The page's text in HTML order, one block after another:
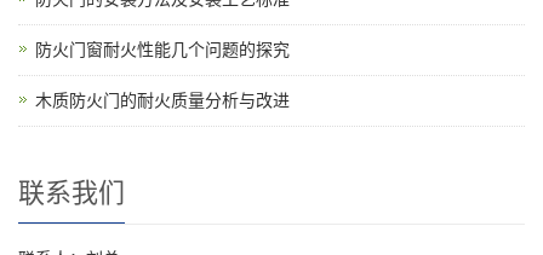
防火门窗耐火性能几个问题的探究
木质防火门的耐火质量分析与改进
联系我们